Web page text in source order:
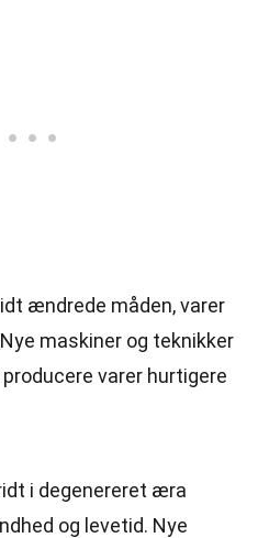
ændrede måden, varer
maskiner og teknikker
varer hurtigere
i degenereret æra
og levetid. Nye